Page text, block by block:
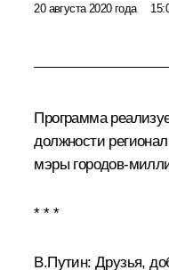
20 августа 2020 года
Программа
должности
мэры
* * *
В.Путин: Друзья,